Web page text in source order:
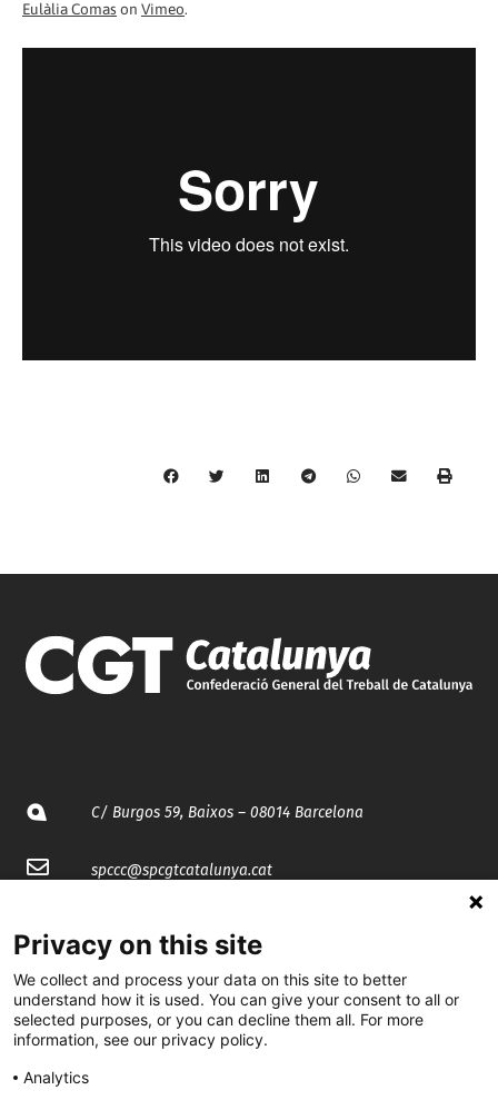
Eulàlia Comas on Vimeo.
C/ Burgos 59, Baixos – 08014 Barcelona
spccc@spcgtcatalunya.cat
@CGTCatalunya
cgtcatalunya
CGTCatalunya
Privacy on this site
We collect and process your data on this site to better
understand how it is used. You can give your consent to all or
selected purposes, or you can decline them all. For more
information, see our privacy policy.
Analytics